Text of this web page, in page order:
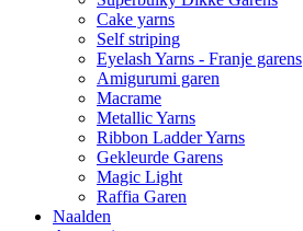
Cake yarns
Self striping
Eyelash Yarns - Franje garens
Amigurumi garen
Macrame
Metallic Yarns
Ribbon Ladder Yarns
Gekleurde Garens
Magic Light
Raffia Garen
Naalden